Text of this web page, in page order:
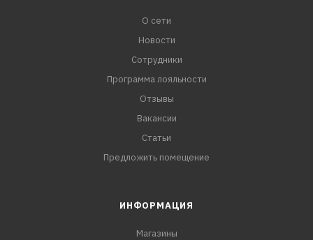
О сети
Новости
Сотрудники
Программа лояльности
Отзывы
Вакансии
Статьи
Предложить помещение
ИНФОРМАЦИЯ
Магазины